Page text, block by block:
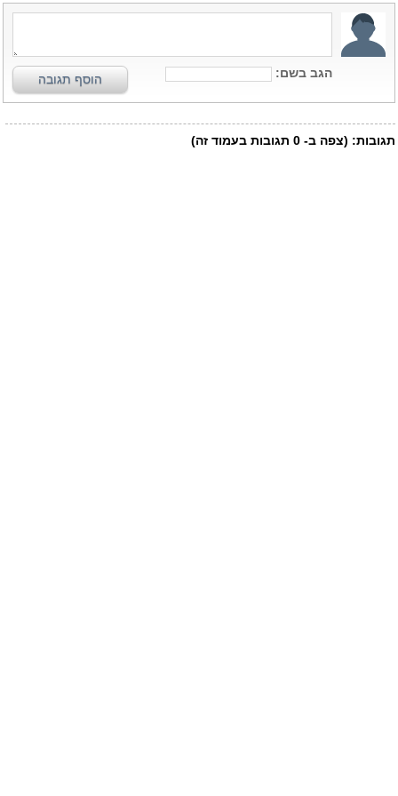
הגב בשם: הוסף תגובה
תגובות: (צפה ב- 0 תגובות בעמוד זה)